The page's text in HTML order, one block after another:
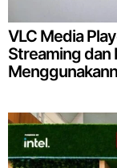
VLC Media
Streaming dan